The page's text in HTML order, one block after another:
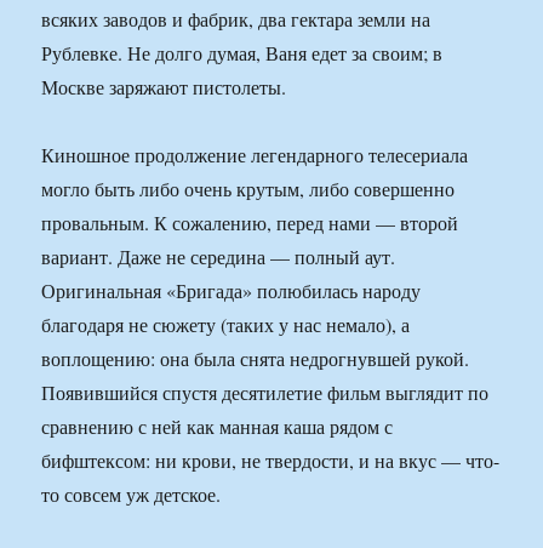
всяких заводов и фабрик, два гектара земли на
Рублевке. Не долго думая, Ваня едет за своим; в
Москве заряжают пистолеты.
Киношное продолжение легендарного телесериала
могло быть либо очень крутым, либо совершенно
провальным. К сожалению, перед нами — второй
вариант. Даже не середина — полный аут.
Оригинальная «Бригада» полюбилась народу
благодаря не сюжету (таких у нас немало), а
воплощению: она была снята недрогнувшей рукой.
Появившийся спустя десятилетие фильм выглядит по
сравнению с ней как манная каша рядом с
бифштексом: ни крови, не твердости, и на вкус — что-
то совсем уж детское.